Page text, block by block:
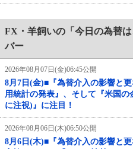
FX・羊飼いの「今日の為替
バー
2026年08月07日(金)06:45公開
8月7日(金)■『為替介入の影響と
用統計の発表』、そして『米国
に注視)』に注目！
2026年08月06日(木)06:50公開
8月6日(木)■『為替介入の影響と